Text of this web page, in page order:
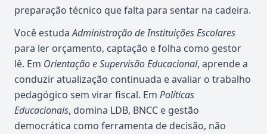
preparação técnico que falta para sentar na cadeira.
Você estudaAdministração de Instituições Escolares
para ler orçamento, captação e folha como gestor
lê. Em Orientação e Supervisão Educacional, aprende a
conduzir atualização continuada e avaliar o trabalho
pedagógico sem virar fiscal. Em Políticas
Educacionais, domina LDB, BNCC e gestão
democrática como ferramenta de decisão, não